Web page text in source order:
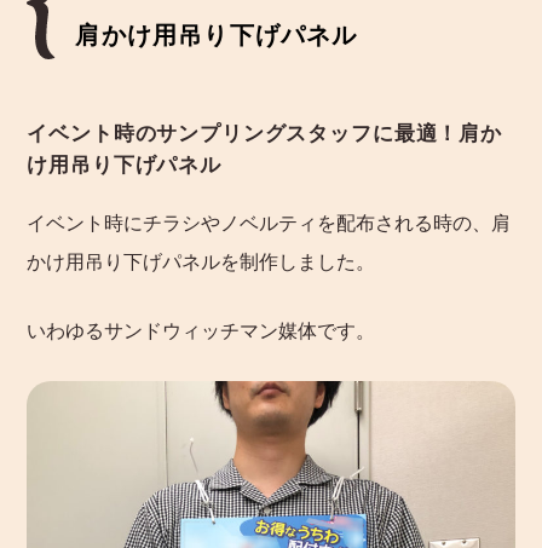
肩かけ用吊り下げパネル
イベント時のサンプリングスタッフに最適！肩か
け用吊り下げパネル
イベント時にチラシやノベルティを配布される時の、肩
かけ用吊り下げパネルを制作しました。
いわゆるサンドウィッチマン媒体です。